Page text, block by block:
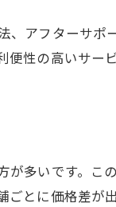
、アフターサポ
性の高いサー
が多いです。こ
ごとに価格差が